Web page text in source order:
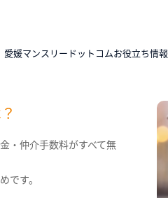
愛媛マンスリードットコムお役立ち情報
・仲介手数料がすべて無
です。